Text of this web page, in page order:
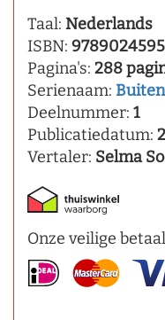
Taal: Nederlands
ISBN:
Pagina's: 288
Serienaam:
Deelnummer: 1
Publicatiedatum:
Vertaler: Selma
Onze veilige